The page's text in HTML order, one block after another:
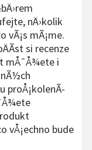
nÄ›kolik
vÃ¡s mÃ¡me.
si recenze
mÅ¯Å¾ete i
proÅ¡kolenÃ­
vÅ¡echno bude